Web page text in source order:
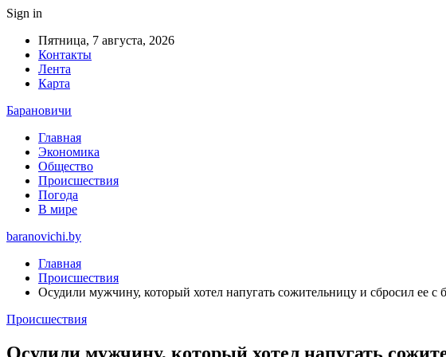
Sign in
Пятница, 7 августа, 2026
Контакты
Лента
Карта
Барановичи
Главная
Экономика
Общество
Происшествия
Погода
В мире
baranovichi.by
Главная
Происшествия
Осудили мужчину, который хотел напугать сожительницу и сбросил ее с
Происшествия